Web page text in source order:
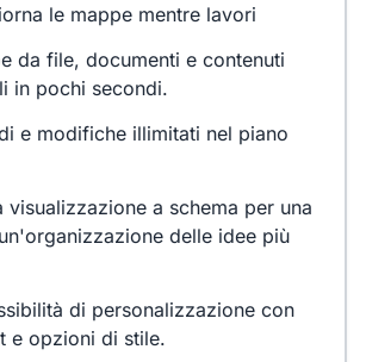
le mappe mentre lavori
da file, documenti e contenuti
in pochi secondi.
e modifiche illimitati nel piano
visualizzazione a schema per una
delle idee più
di personalizzazione con
e opzioni di stile.